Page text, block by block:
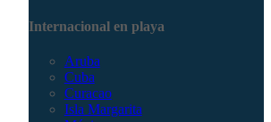
Internacional en playa
Aruba
Cuba
Curacao
Isla Margarita